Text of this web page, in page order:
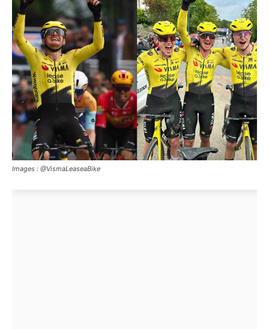
Images : @VismaLeaseaBike